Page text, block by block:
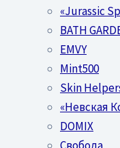
«Jurassic
BATH
EMVY
Mint500
Skin
«Невская
DOMIX